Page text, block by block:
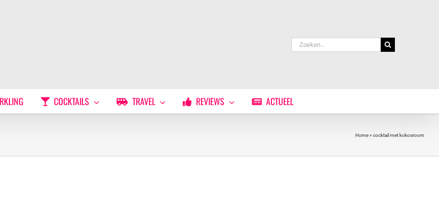
Zoeken
naar:
COCKTAILS TRAVEL REVIEWS ACTUEEL
Home» cocktail met kokosroom